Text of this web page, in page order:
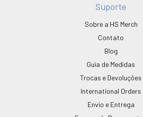
Suporte
Sobre a HS Merch
Contato
Blog
Guia de Medidas
Trocas e Devoluções
International Orders
Envio e Entrega